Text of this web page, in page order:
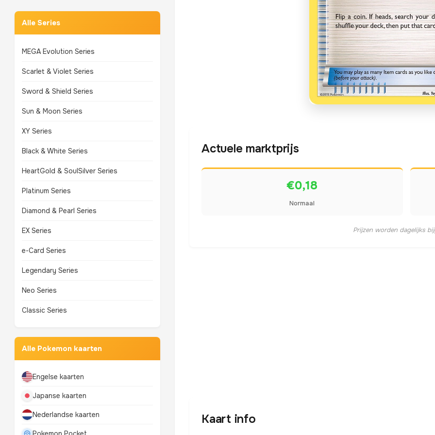
Alle Series
MEGA Evolution Series
Scarlet & Violet Series
Sword & Shield Series
Sun & Moon Series
XY Series
Black & White Series
HeartGold & SoulSilver Series
Platinum Series
Diamond & Pearl Series
EX Series
e-Card Series
Legendary Series
Neo Series
Classic Series
Alle Pokemon kaarten
Engelse kaarten
Japanse kaarten
Nederlandse kaarten
Actuele marktprijs
€0,18
Normaal
Prijzen worden dagelijks
Kaart info